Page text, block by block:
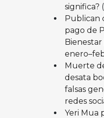
significa?
Publican
pago de
Muerte
desata
falsas
redes
Yeri Mua